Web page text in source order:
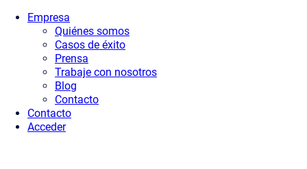
Empresa
Quiénes somos
Casos de éxito
Prensa
Trabaje con nosotros
Blog
Contacto
Contacto
Acceder